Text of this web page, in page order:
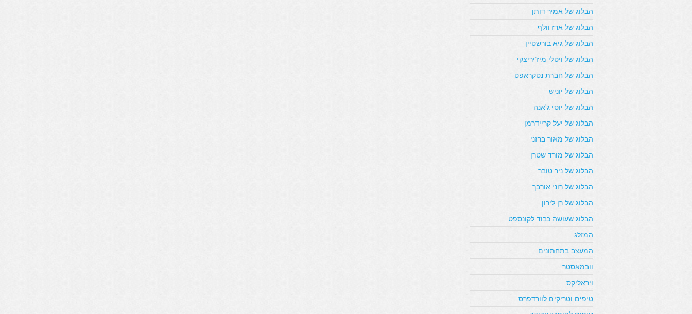
הבלוג של אמיר דותן
הבלוג של ארז וולף
הבלוג של גיא בורשטיין
הבלוג של ויטלי מיז’יריצקי
הבלוג של חברת נטקראפט
הבלוג של יוניש
הבלוג של יוסי ג'אנה
הבלוג של יעל קריידרמן
הבלוג של מאור ברזני
הבלוג של מורד שטרן
הבלוג של ניר טובר
הבלוג של רוני אורבך
הבלוג של רן לירון
הבלוג שעושה כבוד לקונספט
המזלג
המעצב בתחתונים
וובמאסטר
ויראליקס
טיפים וטריקים לוורדפרס